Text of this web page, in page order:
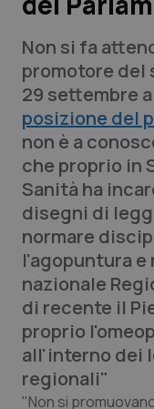
QS Pro
Professionisti
Abruzzo
Basilicata
Calabria
Campania
Emilia-
Friuli Venezia
QS Pro Gold
Artrite &
Asma & BPCO
Car-T
Colesterolo
Dermatite
QS Club
Non si fa
promotore del
29 settembre
posizione del
non è a
che proprio in
Sanità ha
disegni di
normare
l'agopuntura e
nazionale
di recente il
proprio
all'interno dei
regionali"
"Non si